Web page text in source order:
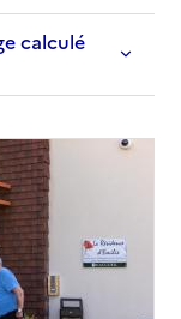
calculé